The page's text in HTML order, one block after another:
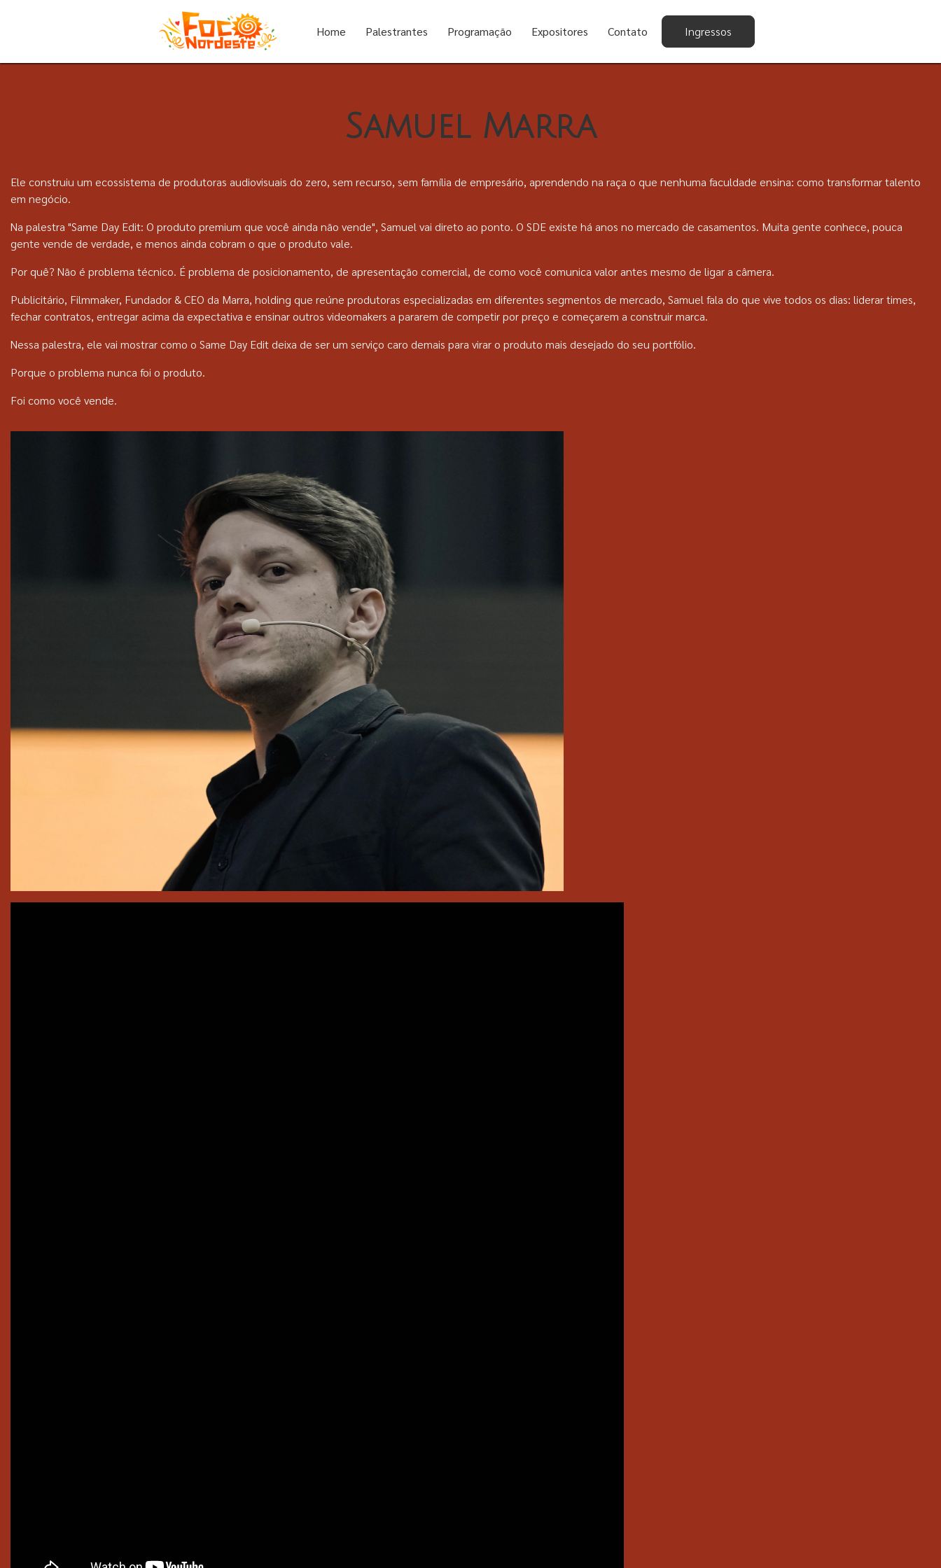
Home Palestrantes Programação Expositores Contato Ingressos
Samuel Marra
Ele construiu um ecossistema de produtoras audiovisuais do zero, sem recurso, sem família de empresário, aprendendo na raça o que nenhuma faculdade ensina: como transformar talento
em negócio.
Na palestra "Same Day Edit: O produto premium que você ainda não vende", Samuel vai direto ao ponto. O SDE existe há anos no mercado de casamentos. Muita gente conhece, pouca
gente vende de verdade, e menos ainda cobram o que o produto vale.
Por quê? Não é problema técnico. É problema de posicionamento, de apresentação comercial, de como você comunica valor antes mesmo de ligar a câmera.
Publicitário, Filmmaker, Fundador & CEO da Marra, holding que reúne produtoras especializadas em diferentes segmentos de mercado, Samuel fala do que vive todos os dias: liderar times,
fechar contratos, entregar acima da expectativa e ensinar outros videomakers a pararem de competir por preço e começarem a construir marca.
Nessa palestra, ele vai mostrar como o Same Day Edit deixa de ser um serviço caro demais para virar o produto mais desejado do seu portfólio.
Porque o problema nunca foi o produto.
Foi como você vende.